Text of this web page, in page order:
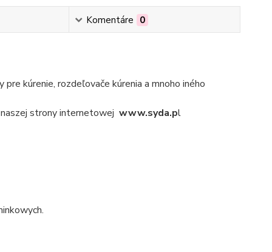
Komentáre 0
kúrenie, rozdeľovače kúrenia a mnoho iného
strony internetowej www.syda.pl